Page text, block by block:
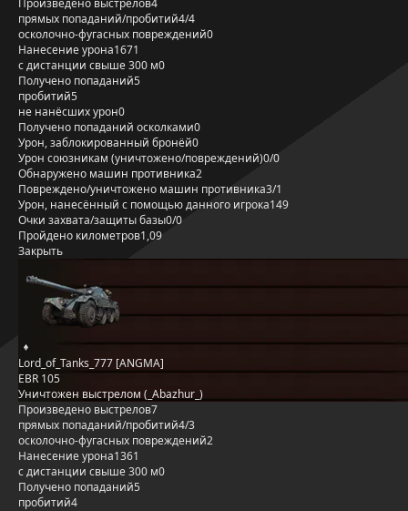
Произведено выстрелов4
прямых попаданий/пробитий4/4
осколочно-фугасных повреждений0
Нанесение урона1671
с дистанции свыше 300 м0
Получено попаданий5
пробитий5
не нанёсших урон0
Получено попаданий осколками0
Урон, заблокированный бронёй0
Урон союзникам (уничтожено/повреждений)0/0
Обнаружено машин противника2
Повреждено/уничтожено машин противника3/1
Урон, нанесённый с помощью данного игрока149
Очки захвата/защиты базы0/0
Пройдено километров1,09
Закрыть
Lord_of_Tanks_777 [ANGMA]
EBR 105
Уничтожен выстрелом (_Abazhur_)
Произведено выстрелов7
прямых попаданий/пробитий4/3
осколочно-фугасных повреждений2
Нанесение урона1361
с дистанции свыше 300 м0
Получено попаданий5
пробитий4